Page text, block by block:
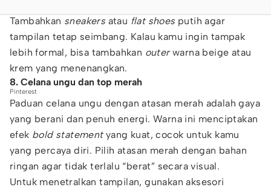
Tambahkan sneakersatau flat shoesputih agar
tampilan tetap seimbang. Kalau kamu ingin tampak
lebih formal, bisa tambahkan outerwarna beige atau
krem yang menenangkan.
8. Celana ungu dan top merah
Pinterest
Paduan celana ungu dengan atasan merah adalah gaya
yang berani dan penuh energi. Warna ini menciptakan
efek bold statementyang kuat, cocok untuk kamu
yang percaya diri. Pilih atasan merah dengan bahan
ringan agar tidak terlalu “berat” secara visual.
Untuk menetralkan tampilan, gunakan aksesori